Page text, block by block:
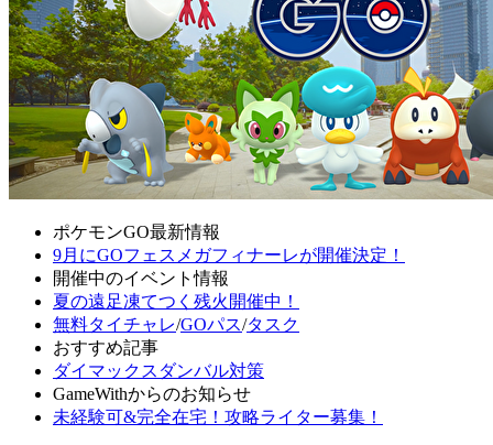
ポケモンGO最新情報
9月にGOフェスメガフィナーレが開催決定！
開催中のイベント情報
夏の遠足凍てつく残火開催中！
無料タイチャレ/GOパス/タスク
おすすめ記事
ダイマックスダンバル対策
GameWithからのお知らせ
未経験可&完全在宅！攻略ライター募集！